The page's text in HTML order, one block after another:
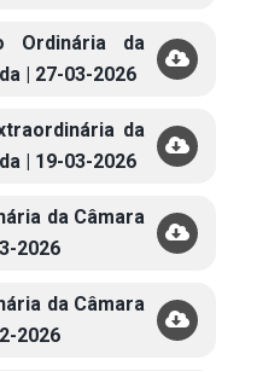
Ordinária da
| 27-03-2026
da
| 19-03-2026
da Câmara
2026
da Câmara
2026